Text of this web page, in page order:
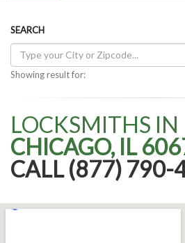
SEARCH
Showing result for:
LOCKSMITHS IN
CHICAGO, IL
CALL (877) 790-